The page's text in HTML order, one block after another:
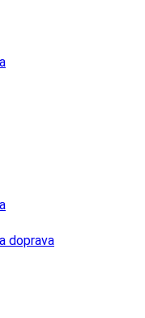
doprava